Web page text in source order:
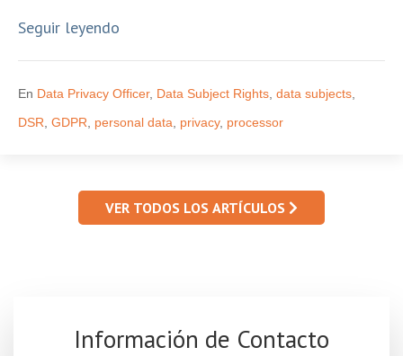
Seguir leyendo
En Data Privacy Officer, Data Subject Rights data subjects
DSR GDPR personal data privacy, processor
VER TODOS LOS ARTÍCULOS
Información de Contacto